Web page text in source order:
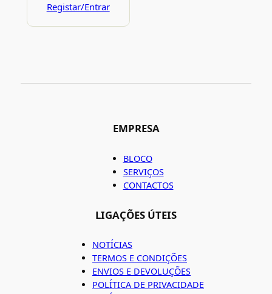
Registar/Entrar
EMPRESA
BLOCO
SERVIÇOS
CONTACTOS
LIGAÇÕES ÚTEIS
NOTÍCIAS
TERMOS E CONDIÇÕES
ENVIOS E DEVOLUÇÕES
POLÍTICA DE PRIVACIDADE